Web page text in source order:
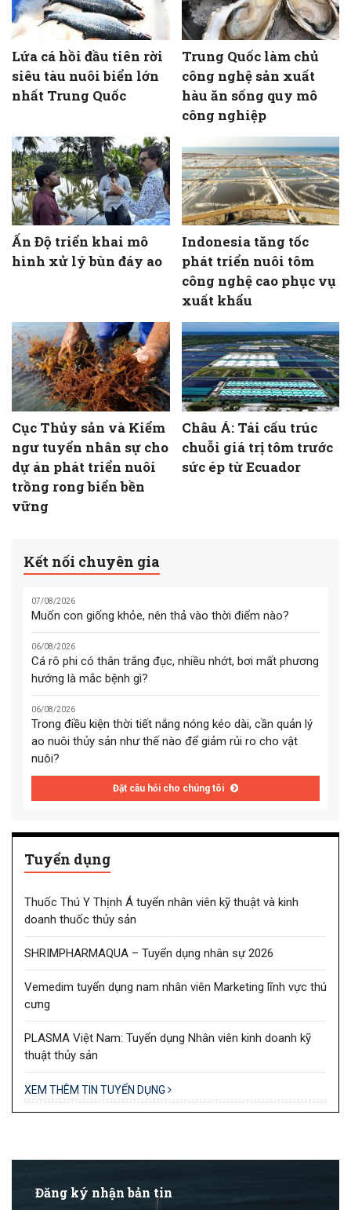
Lứa cá hồi đầu tiên rời
siêu tàu nuôi biển lớn
nhất Trung Quốc
Trung Quốc làm chủ
công nghệ sản xuất
hàu ăn sống quy mô
công nghiệp
Ấn Độ triển khai mô
hình xử lý bùn đáy ao
Indonesia tăng tốc
phát triển nuôi tôm
công nghệ cao phục vụ
xuất khẩu
Cục Thủy sản và Kiểm
ngư tuyển nhân sự cho
dự án phát triển nuôi
trồng rong biển bền
vững
Châu Á: Tái cấu trúc
chuỗi giá trị tôm trước
sức ép từ Ecuador
Kết nối chuyên gia
07/08/2026
Muốn con giống khỏe, nên thả vào thời điểm nào?
06/08/2026
Cá rô phi có thân trắng đục, nhiều nhớt, bơi mất phương
hướng là mắc bệnh gì?
06/08/2026
Trong điều kiện thời tiết nắng nóng kéo dài, cần quản lý
ao nuôi thủy sản như thế nào để giảm rủi ro cho vật
nuôi?
Đặt câu hỏi cho chúng tôi
Tuyển dụng
Thuốc Thú Y Thịnh Á tuyển nhân viên kỹ thuật và kinh
doanh thuốc thủy sản
SHRIMPHARMAQUA – Tuyển dụng nhân sự 2026
Vemedim tuyển dụng nam nhân viên Marketing lĩnh vực thú
cưng
PLASMA Việt Nam: Tuyển dụng Nhân viên kinh doanh kỹ
thuật thủy sản
XEM THÊM TIN TUYỂN DỤNG
Đăng ký nhận bản tin